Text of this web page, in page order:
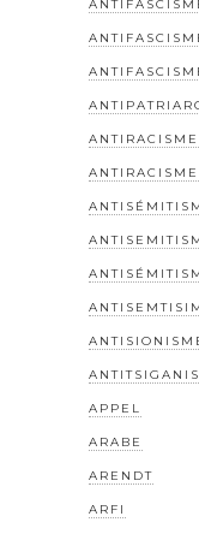
ANTIRACISME
ANTIRACISME
APPEL
ARABE
ARENDT
ARFI